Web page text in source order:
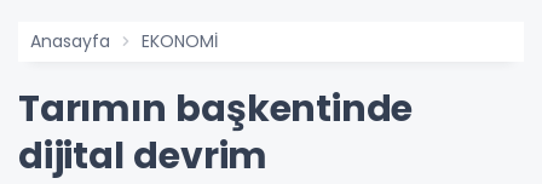
Anasayfa EKONOMİ
Tarımın başkentinde
dijital devrim